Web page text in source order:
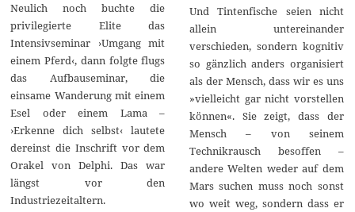
Neulich noch buchte die
privilegierte Elite das
Intensivseminar ›Umgang mit
einem Pferd‹, dann folgte flugs
das Aufbauseminar, die
einsame Wanderung mit einem
Esel oder einem Lama –
›Erkenne dich selbst‹ lautete
dereinst die Inschrift vor dem
Orakel von Delphi. Das war
längst vor den
Industriezeitaltern.
Und Tintenfische seien nicht
allein untereinander
verschieden, sondern kognitiv
so gänzlich anders organisiert
als der Mensch, dass wir es uns
»vielleicht gar nicht vorstellen
können«. Sie zeigt, dass der
Mensch – von seinem
Technikrausch besoffen –
andere Welten weder auf dem
Mars suchen muss noch sonst
wo weit weg, sondern dass er